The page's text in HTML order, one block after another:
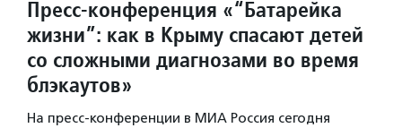
Пресс-конференция «“Батарейка
жизни”: как в Крыму спасают детей
со сложными диагнозами во время
блэкаутов»
На пресс-конференции в МИА Россия сегодня